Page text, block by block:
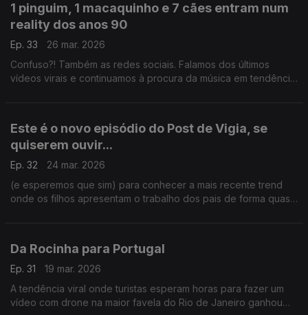
1 pinguim, 1 macaquinho e 7 cães entram num
reality dos anos 90
Ep. 33
26 mar. 2026
Confuso?! Também as redes sociais. Falamos dos últimos
vídeos virais e continuamos à procura da música em tendência
Este é o novo episódio do Post de Vigia, se
quiserem ouvir...
Ep. 32
24 mar. 2026
(e esperemos que sim) para conhecer a mais recente trend
onde os filhos apresentam o trabalho dos pais de forma quase
Da Rocinha para Portugal
Ep. 31
19 mar. 2026
A tendência viral onde turistas esperam horas para fazer um
vídeo com drone na maior favela do Rio de Janeiro ganhou